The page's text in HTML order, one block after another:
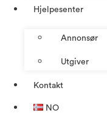
Hjelpesenter
Annonsør
Utgiver
Kontakt
NO